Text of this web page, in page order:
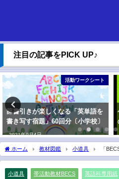
注目の記事をPICK UP♪
活動ワークシート
辞書引きが楽しくなる「英単語を
書き写す宿題」60回分〔小学校〕
2021年9月4日
ホーム 教材図鑑 小道具
「
ト9種〔ワード版〕【保存版】
小道具 帯活動教材BECS 英語科専用紙